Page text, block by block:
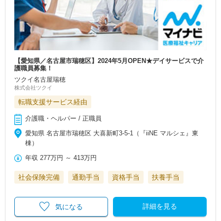
【愛知県／名古屋市瑞穂区】2024年5月OPEN★デイサービスで介
護職員募集！
ツクイ名古屋瑞穂
株式会社ツクイ
転職支援サービス経由
介護職・ヘルパー / 正職員
愛知県 名古屋市瑞穂区 大喜新町3-5-1（『iiNE マルシェ』東
棟）
年収 277万円 ～413万円
社会保険完備 通勤手当 資格手当 扶養手当
詳細を見る
気になる